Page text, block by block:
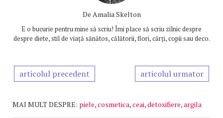
De Amalia Skelton
E o bucurie pentru mine să scriu! Îmi place să scriu zilnic despre
despre diete, stil de viață sănătos, călătorii, flori, cărți, copii sau deco.
articolul precedent articolul urmator
MAI MULT DESPRE: piele,cosmetica,ceai,detoxifiere,argila